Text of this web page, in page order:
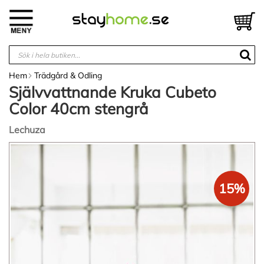
innehållet
Hem Trädgård & Odling
Självvattnande Kruka Cubeto
Color 40cm stengrå
Lechuza
Hoppa
15%